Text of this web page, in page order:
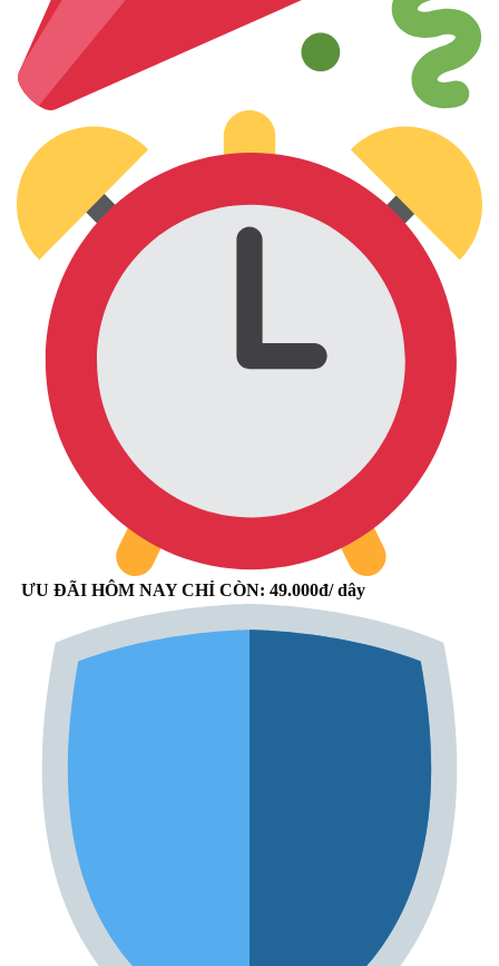
ƯU ĐÃI HÔM NAY CHỈ CÒN: 49.000đ/ dây